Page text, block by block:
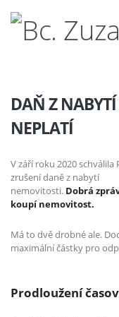
DAŇ Z
NEPLATÍ
V září roku 2020
zrušení daně z nabytí
nemovitosti. Dobrá
koupí nemovitost.
Má to dvě drobné ale.
maximální částky pro
Prodloužení